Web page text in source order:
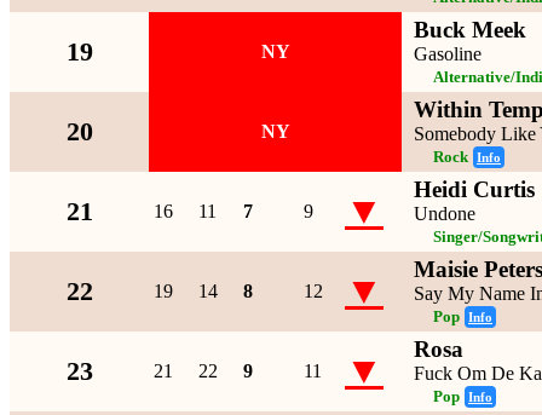
19 NY
Buck Meek
Gasoline
Alternative/
20 NY
Within
Somebody Like
Rock Info
21 16 11 7 9 ▼ Heidi Curtis
Undone
Singer/
22 19 14 8 12 ▼ Maisie Peters
Say My Name
Pop Info
23 21 22 9 11 ▼ Rosa
Fuck Om De
Pop Info